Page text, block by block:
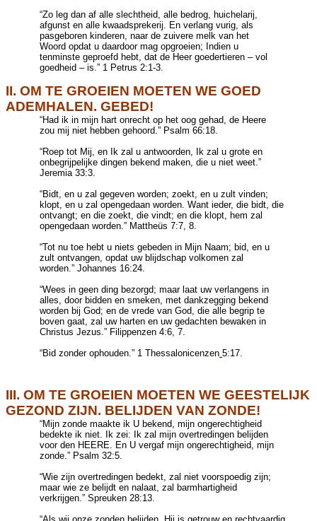
“Zo leg dan af alle slechtheid, alle bedrog, huichelarij,
afgunst en alle kwaadsprekerij. En verlang vurig, als
pasgeboren kinderen, naar de zuivere melk van het
Woord opdat u daardoor mag opgroeien; Indien u
tenminste geproefd hebt, dat de Heer goedertieren – vol
goedheid – is.” 1 Petrus 2:1-3.
II. OM TE GROEIEN MOETEN WE GOED
ADEMHALEN. GEBED!
“Had ik in mijn hart onrecht op het oog gehad, de Heere
zou mij niet hebben gehoord.” Psalm 66:18.
“Roep tot Mij, en Ik zal u antwoorden, Ik zal u grote en
onbegrijpelijke dingen bekend maken, die u niet weet.”
Jeremia 33:3.
“Bidt, en u zal gegeven worden; zoekt, en u zult vinden;
klopt, en u zal opengedaan worden. Want ieder, die bidt, die
ontvangt; en die zoekt, die vindt; en die klopt, hem zal
opengedaan worden.” Mattheüs 7:7, 8.
“Tot nu toe hebt u niets gebeden in Mijn Naam; bid, en u
zult ontvangen, opdat uw blijdschap volkomen zal
worden.” Johannes 16:24.
“Wees in geen ding bezorgd; maar laat uw verlangens in
alles, door bidden en smeken, met dankzegging bekend
worden bij God; en de vrede van God, die alle begrip te
boven gaat, zal uw harten en uw gedachten bewaken in
Christus Jezus.” Filippenzen 4:6, 7.
“Bid zonder ophouden.” 1 Thessalonicenzen 5:17.
III. OM TE GROEIEN MOETEN WE GEESTELIJK
GEZOND ZIJN. BELIJDEN VAN ZONDE!
“Mijn zonde maakte ik U bekend, mijn ongerechtigheid
bedekte ik niet. Ik zei: Ik zal mijn overtredingen belijden
voor den HEERE. En U vergaf mijn ongerechtigheid, mijn
zonde.” Psalm 32:5.
“Wie zijn overtredingen bedekt, zal niet voorspoedig zijn;
maar wie ze belijdt en nalaat, zal barmhartigheid
verkrijgen.” Spreuken 28:13.